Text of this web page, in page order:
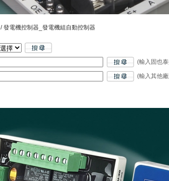
/ 發電機控制器_發電機組自動控制器
(輸入固也
(輸入其他